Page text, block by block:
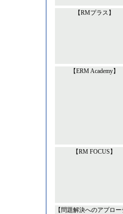
【RMプラス】
【ERM Academy】
【RM FOCUS】
【問題解決へのアプロ